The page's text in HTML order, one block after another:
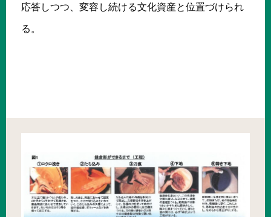
応答しつつ、変容し続ける文化資産と位置づけられ
る。